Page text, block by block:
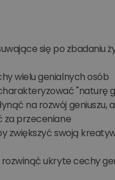
się po zbadaniu
wielu genialnych osób
"naturę
na rozwój geniuszu,
za przeceniane
zwiększyć swoją
rozwinąć ukryte cechy